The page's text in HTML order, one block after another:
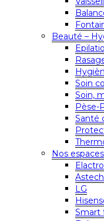
Beauté –
Soin
Soin,
Pèse-
Santé
Nos
Astech
LG
Smart